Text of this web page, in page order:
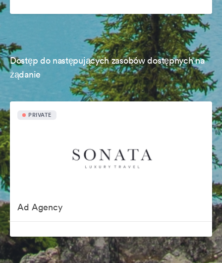
Dostęp do następujących zasobów dostępnych na
żądanie
PRIVATE
Ad Agency